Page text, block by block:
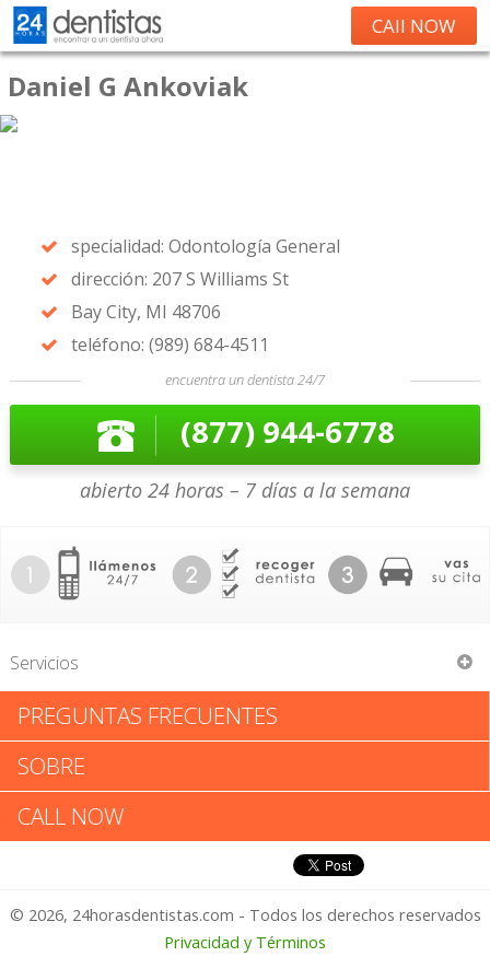
CAll NOW
Daniel G Ankoviak
specialidad: Odontología General
dirección: 207 S Williams St
Bay City, MI 48706
teléfono: (989) 684-4511
encuentra un dentista 24/7
(877) 944-6778
abierto 24 horas – 7 días a la semana
Servicios
Daniel G Ankoviak
Daniel G Ankoviak: Califica tu
Experiencia
1 – No Feliz
PREGUNTAS FRECUENTES
SOBRE
CALL NOW
© 2026, 24horasdentistas.com - Todos los derechos reservados
Privacidad y Términos